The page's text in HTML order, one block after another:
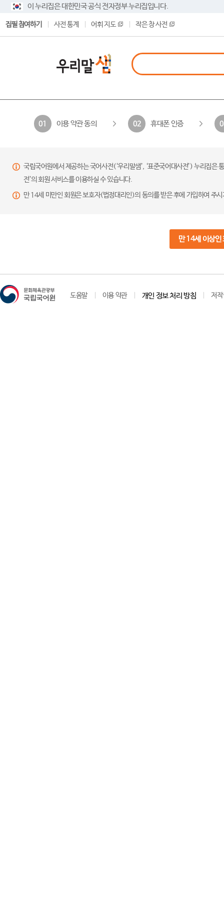
이 누리집은 대한민국 공식 전자정부 누리집입니다.
집필 참여하기 사전 통계 어휘 지도 작은 창 사전
01 이용 약관 동의 02 휴대폰 인증
국립국어원에서 제공하는 국어사전(‘우리말샘’, ‘표준국어대사전’) 누리집
전’의 회원 서비스를 이용하실 수 있습니다.
만 14세 미만인 회원은 보호자(법정대리인)의 동의를 받은 후에 가입하여 주
만 14세 이상인
도움말 이용 약관 개인 정보 처리 방침 저